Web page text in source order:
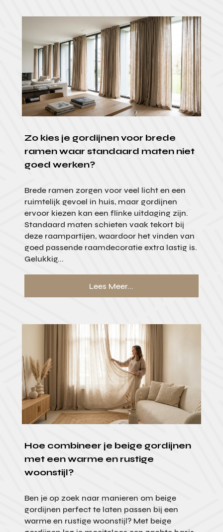
Zo kies je gordijnen voor brede
ramen waar standaard maten niet
goed werken?
Brede ramen zorgen voor veel licht en een
ruimtelijk gevoel in huis, maar gordijnen
ervoor kiezen kan een flinke uitdaging zijn.
Standaard maten schieten vaak tekort bij
deze raampartijen, waardoor het vinden van
goed passende raamdecoratie extra lastig is.
Gelukkig...
Lees Meer...
Hoe combineer je beige gordijnen
met een warme en rustige
woonstijl?
Ben je op zoek naar manieren om beige
gordijnen perfect te laten passen bij een
warme en rustige woonstijl? Met beige